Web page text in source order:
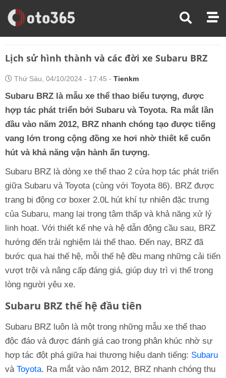
Trang Chủ
Kiến Thức Xe
Lịch sử hình thành và các đời xe Subaru BRZ
Thứ Sáu, 04/10/2024 - 17:45 - Tienkm
Subaru BRZ là mẫu xe thể thao biểu tượng, được
hợp tác phát triển bởi Subaru và Toyota. Ra mắt lần
đầu vào năm 2012, BRZ nhanh chóng tạo được tiếng
vang lớn trong cộng đồng xe hơi nhờ thiết kế cuốn
hút và khả năng vận hành ấn tượng.
Subaru BRZ là dòng xe thể thao 2 cửa hợp tác phát triển
giữa Subaru và Toyota (cùng với Toyota 86). BRZ được
trang bị động cơ boxer 2.0L hút khí tự nhiên đặc trưng
của Subaru, mang lại trọng tâm thấp và khả năng xử lý
linh hoạt. Với thiết kế nhẹ và hệ dẫn động cầu sau, BRZ
hướng đến trải nghiệm lái thể thao. Đến nay, BRZ đã
bước qua hai thế hệ, mỗi thế hệ đều mang những cải tiến
vượt trội và nâng cấp đáng giá, giúp duy trì vị thế trong
lòng người yêu xe.
Subaru BRZ thế hệ đầu tiên
Subaru BRZ luôn là một trong những mẫu xe thể thao
độc đáo và được đánh giá cao trong phân khúc nhờ sự
hợp tác đột phá giữa hai thương hiệu danh tiếng: Subaru
và Toyota. Ra mắt vào năm 2012, BRZ nhanh chóng thu